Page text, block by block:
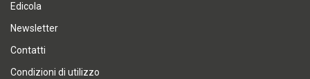
Edicola
Newsletter
Contatti
Condizioni di utilizzo